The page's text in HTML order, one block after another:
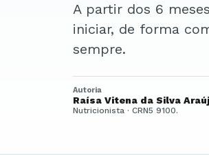
A partir dos 6 meses de idade, o leite materno pode ser mantido e deve-se
iniciar, de forma
sempre.
Autoria
Raísa Vitena da Silva
Nutricionista · CRN5 9100.